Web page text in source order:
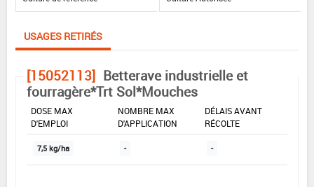
USAGES RETIRÉS
[15052113] Betterave industrielle et
fourragère*Trt Sol*Mouches
DOSE MAX
D'EMPLOI
NOMBRE MAX
D'APPLICATION
DÉLAIS AVANT
RÉCOLTE
7,5 kg/ha - -